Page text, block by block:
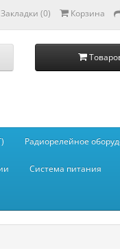
Закладки (0) Корзина
Радиорелейное
Система питания